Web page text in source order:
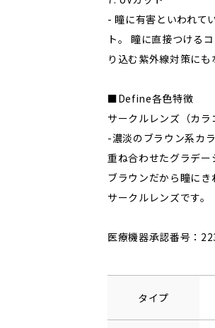
- 瞳に有害といわれて
ト。 瞳に直接つける
り込む紫外線対策にも
■Define各色特徴
サークルレンズ（カラ
-濃淡のブラウン系カ
重ね合わせたグラデ
ブラウンだから瞳に
サークルレンズです。
医療機器承認番号：
タイプ